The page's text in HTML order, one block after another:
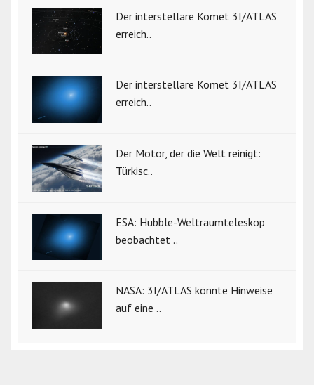
Der interstellare Komet 3I/ATLAS
erreich..
Der interstellare Komet 3I/ATLAS
erreich..
Der Motor, der die Welt reinigt:
Türkisc..
ESA: Hubble-Weltraumteleskop
beobachtet ..
NASA: 3I/ATLAS könnte Hinweise
auf eine ..